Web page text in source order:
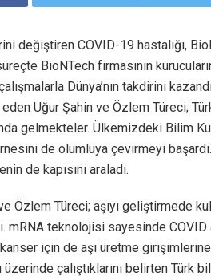
değiştiren COVID-19 hastalığı,
BioNTech firmasının
Dünya’nın takdirini
Uğur Şahin ve Özlem Türeci;
gelmekteler. Ülkemizdeki Bilim
de olumluya çevirmeyi
de kapısını araladı.
Özlem Türeci; aşıyı geliştirmede
mRNA teknolojisi sayesinde COVID
için de aşı üretme girişimlerine
çalıştıklarını belirten Türk